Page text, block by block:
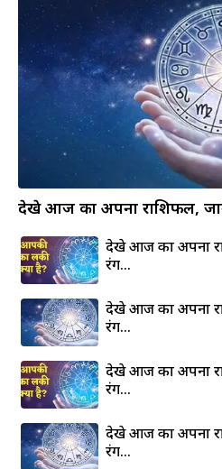
देखे आज का अपना राशिफल,
देखे आज का अपना
रंग…
देखे आज का अपना
रंग…
देखे आज का अपना
रंग…
देखे आज का अपना
रंग…